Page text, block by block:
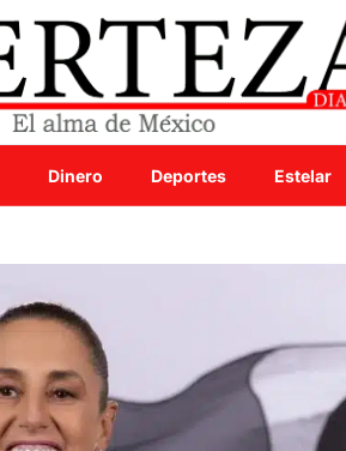
Dinero Deportes Estelar